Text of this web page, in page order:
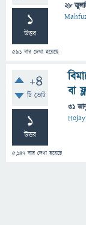
1
উত্তর
591 বার দেখা হয়েছে
28
+4
টি ভোট
1
উত্তর
5,147 বার দেখা হয়েছে
বা
31